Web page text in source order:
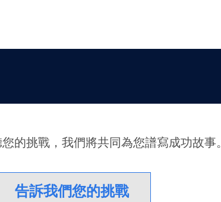
的挑戰，我們將共同為您譜寫成功故事。
告訴我們您的挑戰